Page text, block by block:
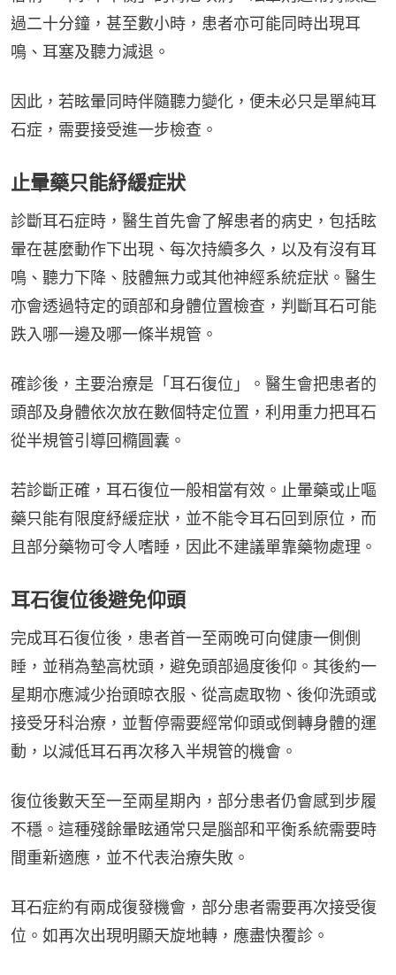
過二十分鐘，甚至數小時，患者亦可能同時出現耳
鳴、耳塞及聽力減退。
因此，若眩暈同時伴隨聽力變化，便未必只是單純耳
石症，需要接受進一步檢查。
止暈藥只能紓緩症狀
診斷耳石症時，醫生首先會了解患者的病史，包括眩
暈在甚麼動作下出現、每次持續多久，以及有沒有耳
鳴、聽力下降、肢體無力或其他神經系統症狀。醫生
亦會透過特定的頭部和身體位置檢查，判斷耳石可能
跌入哪一邊及哪一條半規管。
確診後，主要治療是「耳石復位」。醫生會把患者的
頭部及身體依次放在數個特定位置，利用重力把耳石
從半規管引導回橢圓囊。
若診斷正確，耳石復位一般相當有效。止暈藥或止嘔
藥只能有限度紓緩症狀，並不能令耳石回到原位，而
且部分藥物可令人嗜睡，因此不建議單靠藥物處理。
耳石復位後避免仰頭
完成耳石復位後，患者首一至兩晚可向健康一側側
睡，並稍為墊高枕頭，避免頭部過度後仰。其後約一
星期亦應減少抬頭晾衣服、從高處取物、後仰洗頭或
接受牙科治療，並暫停需要經常仰頭或倒轉身體的運
動，以減低耳石再次移入半規管的機會。
復位後數天至一至兩星期內，部分患者仍會感到步履
不穩。這種殘餘暈眩通常只是腦部和平衡系統需要時
間重新適應，並不代表治療失敗。
耳石症約有兩成復發機會，部分患者需要再次接受復
位。如再次出現明顯天旋地轉，應盡快覆診。